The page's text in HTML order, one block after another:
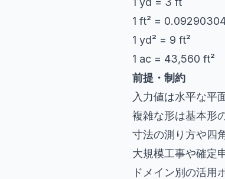
1 ft² =
1 yd² = 9 ft²
1 ac = 43,560 ft²
前提・制約
入力値は水平な平
複雑な形は基本形
寸法の測り方や四
大規模工事や確定
ドメイン別の活用